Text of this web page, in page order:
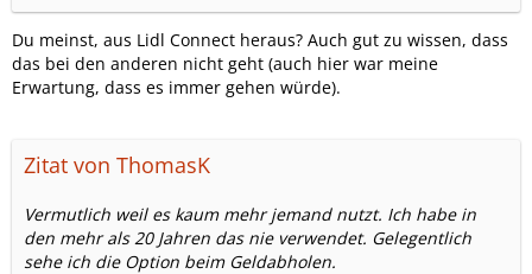
Du meinst, aus Lidl Connect heraus? Auch gut zu wissen, dass
das bei den anderen nicht geht (auch hier war meine
Erwartung, dass es immer gehen würde).
Zitat von ThomasK
Vermutlich weil es kaum mehr jemand nutzt. Ich habe in
den mehr als 20 Jahren das nie verwendet. Gelegentlich
sehe ich die Option beim Geldabholen.